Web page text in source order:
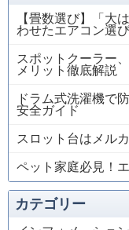
【畳数選び】「大
わせたエアコン選
スポットクーラー
メリット徹底解説
ドラム式洗濯機で
安全ガイド
スロット台はメル
ペット家庭必見！
カテゴリー